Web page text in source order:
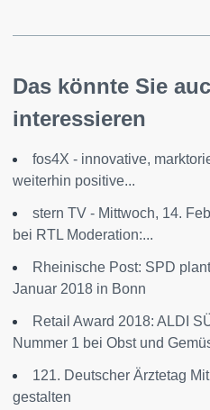
Das könnte Sie
interessieren
fos4X - innovative,
weiterhin positive...
stern TV - Mittwoch, 14.
bei RTL Moderation:...
Rheinische Post: SPD
Januar 2018 in Bonn
Retail Award 2018: ALDI
Nummer 1 bei Obst und
121. Deutscher Ärztetag
gestalten